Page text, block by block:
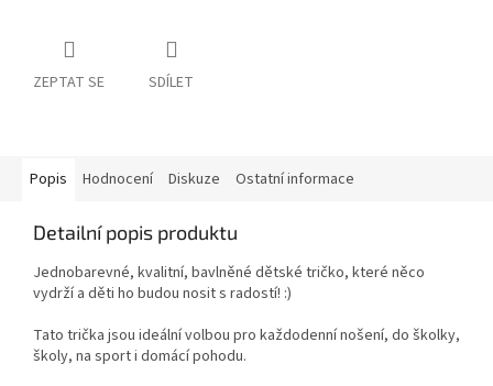
ZEPTAT SE SDÍLET
Popis Hodnocení Diskuze Ostatní informace
Detailní popis produktu
Jednobarevné, kvalitní, bavlněné dětské tričko, které něco
vydrží a děti ho budou nosit s radostí! :)
Tato trička jsou ideální volbou pro každodenní nošení, do školky,
školy, na sport i domácí pohodu.